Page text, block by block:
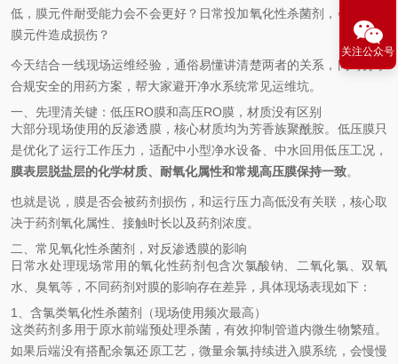
低，膜元件耐受能力会不会更好？日常投加氧化性杀菌剂，会不会对
膜元件造成损伤？
今天结合一线现场运维经验，通俗易懂讲清楚两者的关系，同时分享
合规安全的用药方案，帮大家避开净水系统常见运维坑。
一、先理清关键：低压RO膜和高压RO膜，材质没有区别
大部分现场使用的反渗透膜，核心材质均为芳香族聚酰胺。低压膜只
是优化了运行工作压力，适配中小型净水设备、中水回用低压工况，
膜表层脱盐层的化学材质、耐氧化属性和常规高压膜保持一致。
也就是说，膜是否会被药剂损伤，和运行压力高低没有关联，核心取
决于药剂氧化属性、接触时长以及药剂浓度。
二、常见氧化性杀菌剂，对反渗透膜的影响
日常水处理现场常用的氧化性药剂包含次氯酸钠、二氧化氯、双氧
水、臭氧等，不同药剂对膜的影响存在差异，具体现场表现如下：
1、含氯类氧化性杀菌剂（现场使用频次最高）
这类药剂多用于原水前端预处理杀菌，有效抑制管道内微生物繁殖。
如果后端没有搭配余氯还原工艺，微量余氯持续进入膜系统，会慢慢
关注公众号